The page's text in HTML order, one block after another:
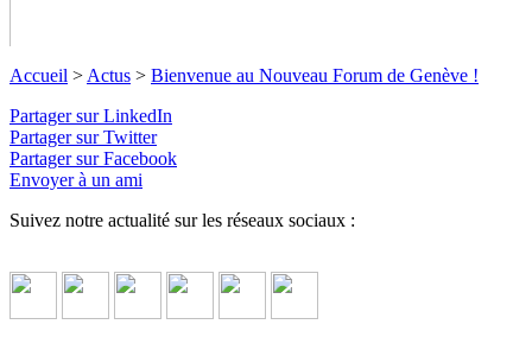
Genève !
↓ Lire le descriptif détaillé plus bas ↓
Accueil > Actus > Bienvenue au Nouveau Forum de Genève !
Partager sur LinkedIn
Partager sur Twitter
Partager sur Facebook
Envoyer à un ami
Suivez notre actualité sur les réseaux sociaux :